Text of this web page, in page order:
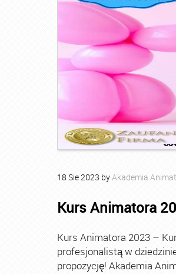
18 Sie2023 byAkademia
Kurs Animatora
Kurs Animatora 2023 –
profesjonalistą w
propozycję! Akademia